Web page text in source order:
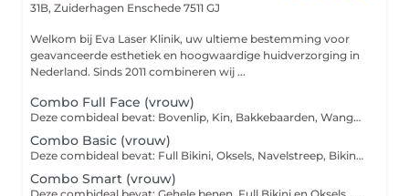
31B, Zuiderhagen Enschede 7511 GJ
Welkom bij Eva Laser Klinik, uw ultieme bestemming voor
geavanceerde esthetiek en hoogwaardige huidverzorging in
Nederland. Sinds 2011 combineren wij ...
Combo Full Face (vrouw)
Deze combideal bevat: Bovenlip, Kin, Bakkebaarden, Wangen. Alle zones worden tijdens dezelfde sessie behandeld. De zones in dit pakket kunnen niet worden gewijzigd of geruild.
Combo Basic (vrouw)
Deze combideal bevat: Full Bikini, Oksels, Navelstreep, Bikinilijn (buitenzijde). Alle zones worden tijdens dezelfde sessie behandeld. De zones in dit pakket kunnen niet worden gewijzigd of geruild.
Combo Smart (vrouw)